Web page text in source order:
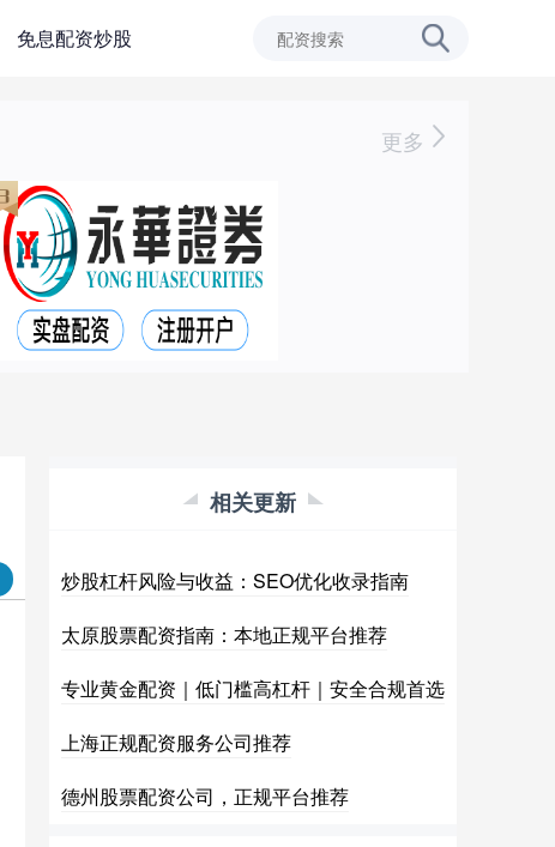
免息配资炒股
更多
相关更新
炒股杠杆风险与收益：SEO优化收录指南
太原股票配资指南：本地正规平台推荐
专业黄金配资｜低门槛高杠杆｜安全合规首选
上海正规配资服务公司推荐
德州股票配资公司，正规平台推荐